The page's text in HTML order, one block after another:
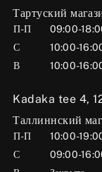
Тартуский
П-П
09:00-
С
10:00-
В
10:00-
Kadaka tee 4,
Таллиннский
П-П
10:00-
С
09:00-